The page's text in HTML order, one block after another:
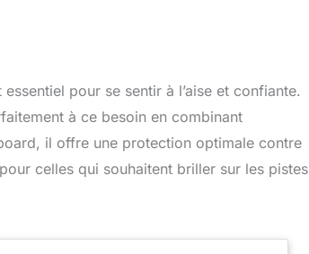
pour se sentir à l’aise et confiante.
à ce besoin en combinant
il offre une protection optimale contre
celles qui souhaitent briller sur les pistes